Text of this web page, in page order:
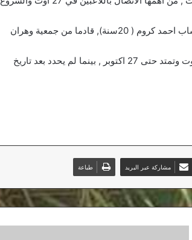
من جهة اخرى, أعلنت شبيبة القبائل عن انتداب المدافع الشاب احمد كروم ( 20سنة), قادما من جمعية وهران
وفتحت فترة الانتقالات الصيفية رسميا في الجزائر يوم 5 أوت وتمتد حتى 27 اكتوبر , بينما لم يحدد بعد تاريخ
مشاركة عبر البريد طباعة